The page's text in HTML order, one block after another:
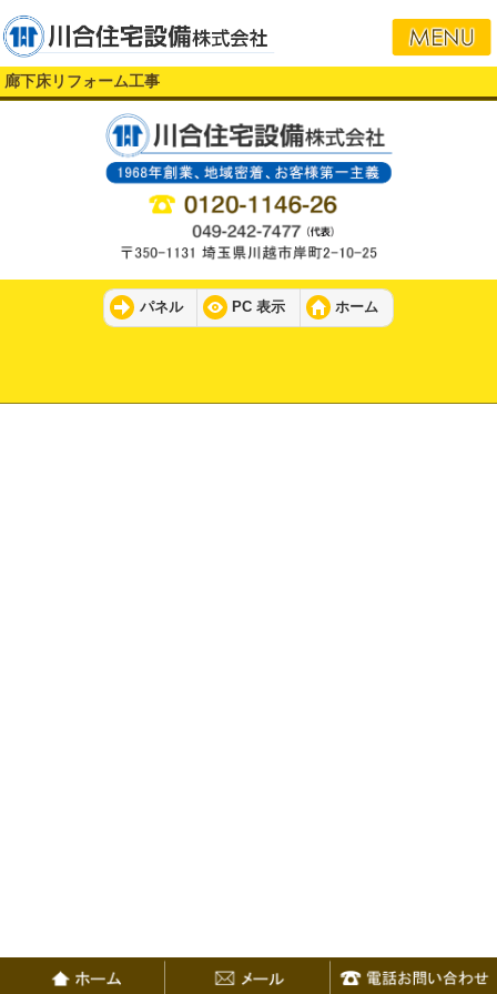
廊下床リフォーム工事
パネル PC 表示 ホーム